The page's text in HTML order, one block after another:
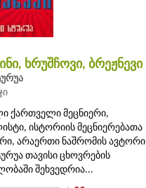
ხრუშჩოვი, ბრეჟნევი
ქართველი მეცნიერი,
ისტორიის მეცნიერებათა
არაერთი ნაშრომის ავტორი
თავისი ცხოვრების
შეხვედრია...